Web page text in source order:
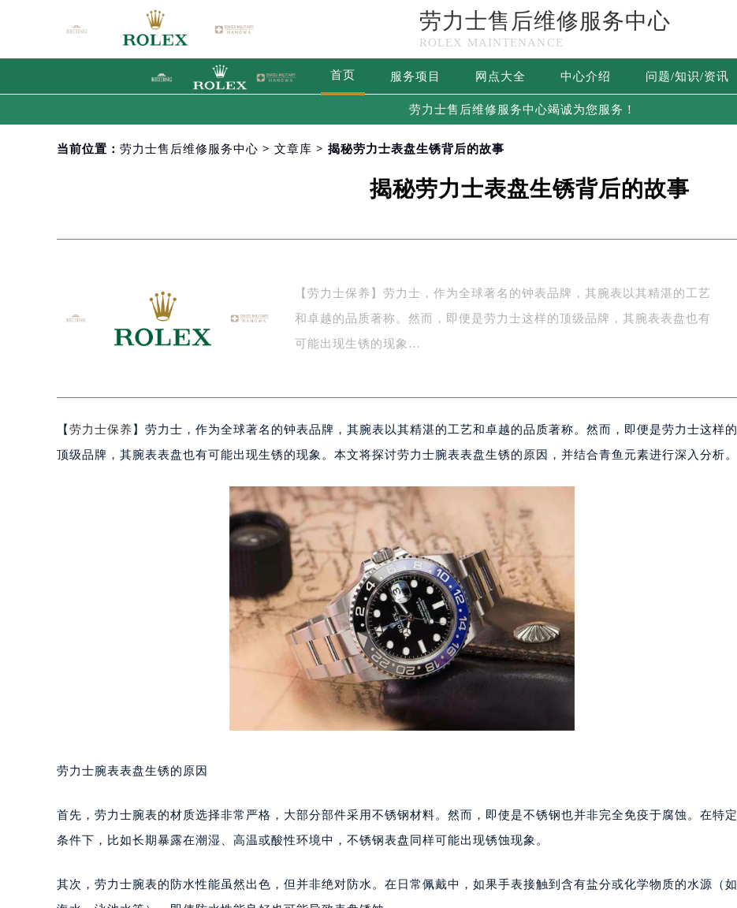
劳力士售后维修服务中心
ROLEX MAINTENANCE
首页 服务项目 网点大全 中心介绍 问题/知识/资讯
劳力士售后维修服务中心竭诚为您服务！
当前位置： 劳力士售后维修服务中心 > 文章库 > 揭秘劳力士表盘生锈背后的故事
揭秘劳力士表盘生锈背后的故事
【劳力士保养】劳力士，作为全球著名的钟表品牌，其腕表以其精湛的工艺
和卓越的品质著称。然而，即便是劳力士这样的顶级品牌，其腕表表盘也有
可能出现生锈的现象…
【 劳力士保养 】劳力士，作为全球著名的钟表品牌，其腕表以其精湛的工艺和卓越的品质著称。然而，即便是劳力士这样的
顶级品牌，其腕表表盘也有可能出现生锈的现象。本文将探讨劳力士腕表表盘生锈的原因，并结合青鱼元素进行深入分析。
劳力士腕表表盘生锈的原因
首先，劳力士腕表的材质选择非常严格，大部分部件采用不锈钢材料。然而，即使是不锈钢也并非完全免疫于腐蚀。在特定
条件下，比如长期暴露在潮湿、高温或酸性环境中，不锈钢表盘同样可能出现锈蚀现象。
其次，劳力士腕表的防水性能虽然出色，但并非绝对防水。在日常佩戴中，如果手表接触到含有盐分或化学物质的水源（如